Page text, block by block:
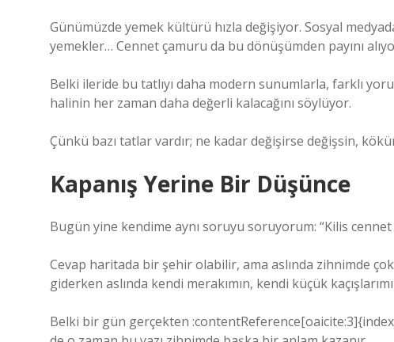
Günümüzde yemek kültürü hızla değişiyor. Sosyal
yemekler… Cennet çamuru da bu dönüşümden payını
Belki ileride bu tatlıyı daha modern sunumlarla, farklı
halinin her zaman daha değerli kalacağını söylüyor.
Çünkü bazı tatlar vardır; ne kadar değişirse değişsin,
Kapanış Yerine Bir Düşünce
Bugün yine kendime aynı soruyu soruyorum: “Kilis
Cevap haritada bir şehir olabilir, ama aslında zihnimde
giderken aslında kendi merakımın, kendi küçük
Belki bir gün gerçekten